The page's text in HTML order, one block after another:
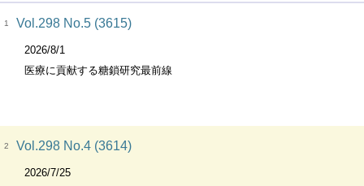
1 Vol.298 No.5 (3615)
2026/8/1
医療に貢献する糖鎖研究最前線
2 Vol.298 No.4 (3614)
2026/7/25